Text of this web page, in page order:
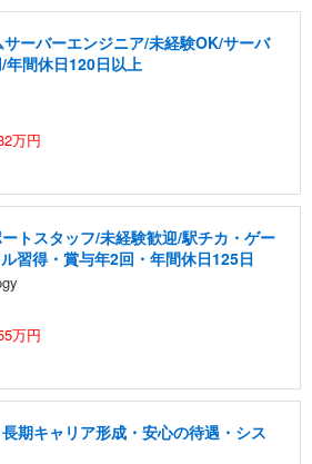
サーバーエンジニア/未経験OK/サーバ
年間休日120日以上
万円
トスタッフ/未経験歓迎/駅チカ・ゲー
習得・賞与年2回・年間休日125日
万円
期キャリア形成・安心の待遇・シス